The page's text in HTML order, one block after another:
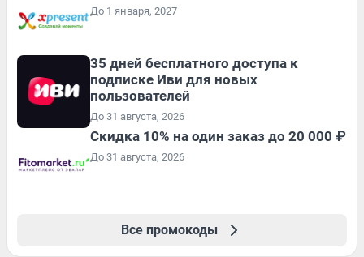
До 1 января, 2027
35 дней бесплатного доступа к
подписке Иви для новых
пользователей
До 31 августа, 2026
Скидка 10% на один заказ до 20 000 ₽
До 31 августа, 2026
Все промокоды